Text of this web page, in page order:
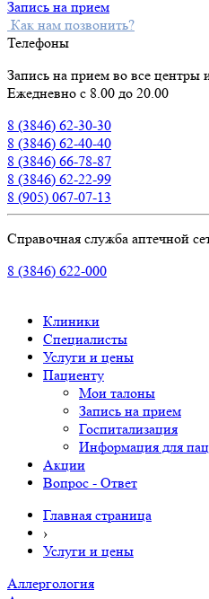
Запись на прием
Как нам позвонить?
Телефоны
Запись на прием во все
Ежедневно с 8.00 до 20.00
8 (3846) 62-30-30
8 (3846) 62-40-40
8 (3846) 66-78-87
8 (3846) 62-22-99
8 (905) 067-07-13
Справочная служба аптечной
8 (3846) 622-000
Клиники
Специалисты
Услуги и цены
Пациенту
Мои талоны
Запись на прием
Госпитализация
Информация для
Акции
Вопрос - Ответ
Главная страница
›
Услуги и цены
Аллергология